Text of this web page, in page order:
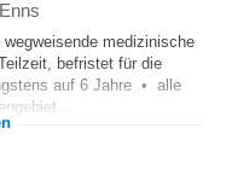
Enns
medizinische
befristet für die
auf 6 Jahre • alle